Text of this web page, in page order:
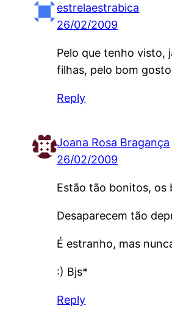
estrelaestrabica
26/02/2009
Pelo que tenho visto,
filhas, pelo bom
Reply
Joana Rosa Bragança
26/02/2009
Estão tão bonitos, os
Desaparecem tão
É estranho, mas
:) Bjs*
Reply